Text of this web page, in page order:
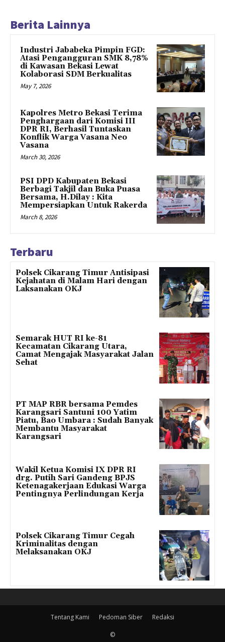
Berita Lainnya
Industri Jababeka Pimpin FGD:
Atasi Pengangguran SMK 8,78%
di Kawasan Bekasi Lewat
Kolaborasi SDM Berkualitas
May 7, 2026
Kapolres Metro Bekasi Terima
Penghargaan dari Komisi III
DPR RI, Berhasil Tuntaskan
Konflik Warga Vasana Neo
Vasana
March 30, 2026
PSI DPD Kabupaten Bekasi
Berbagi Takjil dan Buka Puasa
Bersama, H.Dilay : Kita
Mempersiapkan Untuk Rakerda
March 8, 2026
Terbaru
Polsek Cikarang Timur Antisipasi
Kejahatan di Malam Hari dengan
Laksanakan OKJ
Semarak HUT RI ke-81
Kecamatan Cikarang Utara,
Camat Mengajak Masyarakat Jalan
Sehat
PT MAP RBR bersama Pemdes
Karangsari Santuni 100 Yatim
Piatu, Bao Umbara : Sudah Banyak
Membantu Masyarakat
Karangsari
Wakil Ketua Komisi IX DPR RI
drg. Putih Sari Gandeng BPJS
Ketenagakerjaan Edukasi Warga
Pentingnya Perlindungan Kerja
Polsek Cikarang Timur Cegah
Kriminalitas dengan
Melaksanakan OKJ
Tentang Kami Pedoman Siber Redaksi
©